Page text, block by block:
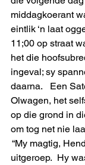
middagkoerant
eintlik ‘n laat
11;00 op straat
het die
ingeval; sy
daarna.   Een
Olwagen, het
op die grond in
om tog net nie
“My magtig,
uitgeroep.  Hy